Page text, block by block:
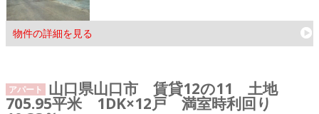
物件の詳細を見る
アパート 山口県山口市 賃貸12の11 土地
705.95平米 1DK×12戸 満室時利回り